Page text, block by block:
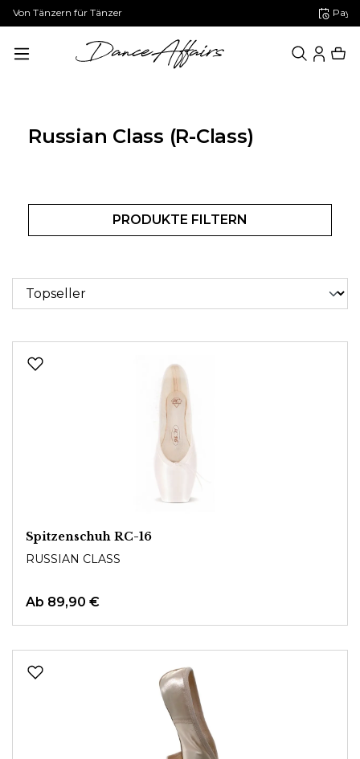
springen Paypal: 30 Tage später zahlen
Russian Class (R-Class)
PRODUKTE FILTERN
Spitzenschuh RC-16
RUSSIAN CLASS
Ab 89,90 €